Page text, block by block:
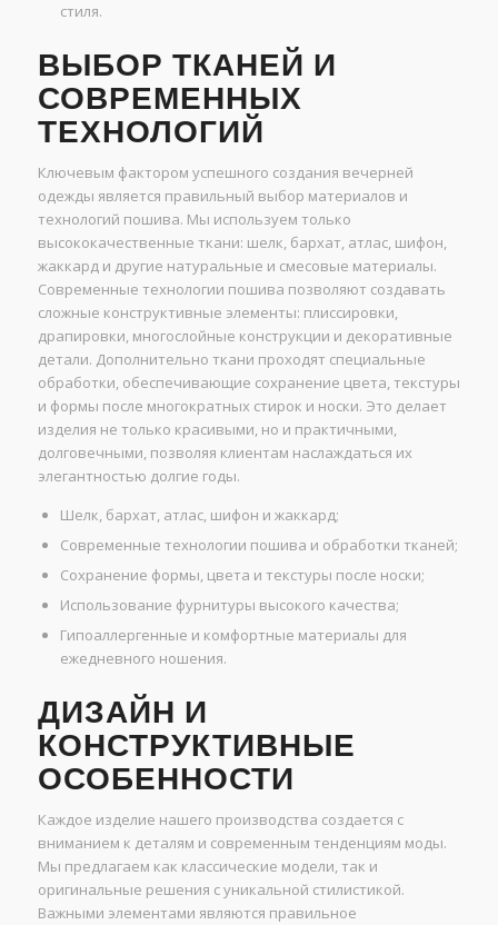
стиля.
ВЫБОР ТКАНЕЙ И
СОВРЕМЕННЫХ
ТЕХНОЛОГИЙ
Ключевым фактором успешного создания вечерней
одежды является правильный выбор материалов и
технологий пошива. Мы используем только
высококачественные ткани: шелк, бархат, атлас, шифон,
жаккард и другие натуральные и смесовые материалы.
Современные технологии пошива позволяют создавать
сложные конструктивные элементы: плиссировки,
драпировки, многослойные конструкции и декоративные
детали. Дополнительно ткани проходят специальные
обработки, обеспечивающие сохранение цвета, текстуры
и формы после многократных стирок и носки. Это делает
изделия не только красивыми, но и практичными,
долговечными, позволяя клиентам наслаждаться их
элегантностью долгие годы.
Шелк, бархат, атлас, шифон и жаккард;
Современные технологии пошива и обработки тканей;
Сохранение формы, цвета и текстуры после носки;
Использование фурнитуры высокого качества;
Гипоаллергенные и комфортные материалы для
ежедневного ношения.
ДИЗАЙН И
КОНСТРУКТИВНЫЕ
ОСОБЕННОСТИ
Каждое изделие нашего производства создается с
вниманием к деталям и современным тенденциям моды.
Мы предлагаем как классические модели, так и
оригинальные решения с уникальной стилистикой.
Важными элементами являются правильное